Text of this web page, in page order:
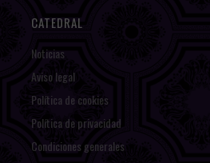
CATEDRAL
Noticias
Aviso legal
Política de cookies
Política de privacidad
Condiciones generales